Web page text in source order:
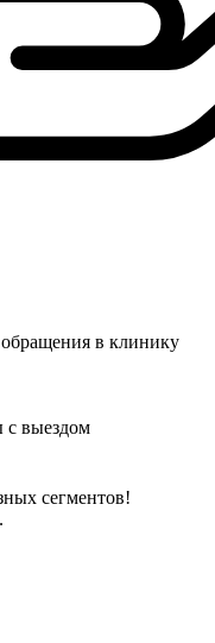
в клинику
с выездом
сегментов!